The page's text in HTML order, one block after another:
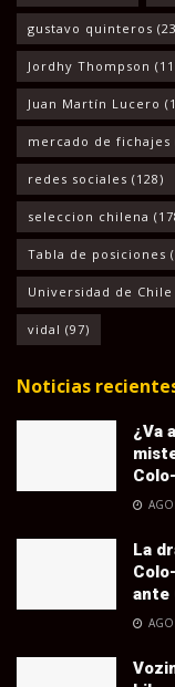
gustavo quinteros
Jordhy Thompson
Juan Martín Lucero
mercado de fichajes
redes sociales (128)
seleccion chilena
Tabla de posiciones
Universidad de Chile
vidal (97)
Noticias
¿Va
La
ante